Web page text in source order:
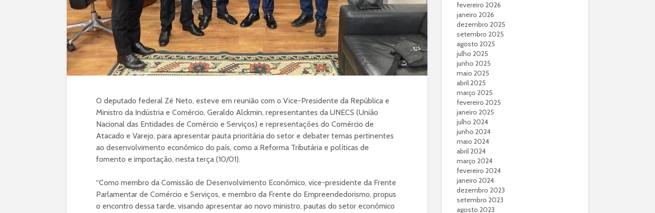
O deputado federal Zé Neto, esteve em reunião com o Vice-Presidente da República e
Ministro da Indústria e Comércio, Geraldo Alckmin, representantes da UNECS (União
Nacional das Entidades de Comércio e Serviços) e representações do Comércio de
Atacado e Varejo, para apresentar pauta prioritária do setor e debater temas pertinentes
ao desenvolvimento econômico do país, como a Reforma Tributária e políticas de
fomento e importação, nesta terça (10/01).
“Como membro da Comissão de Desenvolvimento Econômico, vice-presidente da Frente
Parlamentar de Comércio e Serviços, e membro da Frente do Empreendedorismo, propus
o encontro dessa tarde, visando apresentar ao novo ministro, pautas do setor econômico
fevereiro 2026
janeiro 2026
dezembro 2025
setembro 2025
agosto 2025
julho 2025
junho 2025
maio 2025
abril 2025
março 2025
fevereiro 2025
janeiro 2025
julho 2024
junho 2024
maio 2024
abril 2024
março 2024
fevereiro 2024
janeiro 2024
dezembro 2023
setembro 2023
agosto 2023